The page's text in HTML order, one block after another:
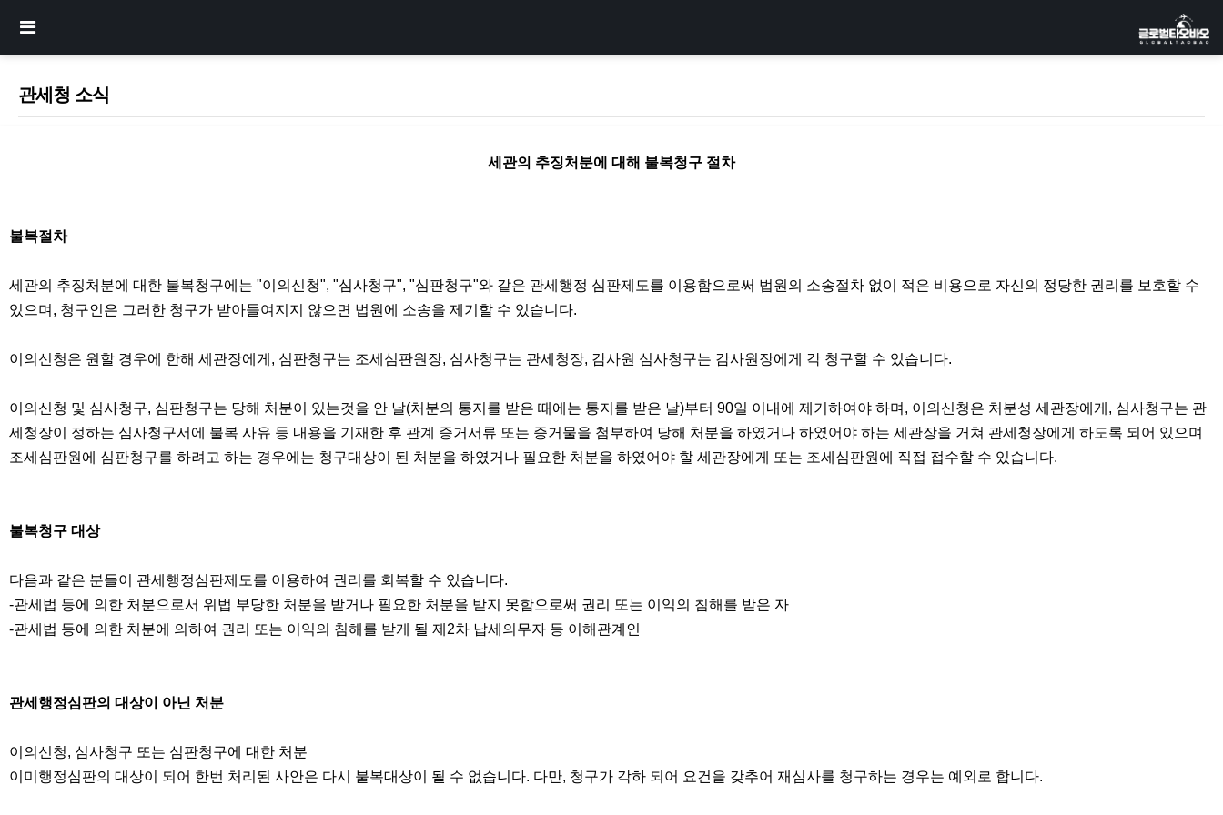
관세청 소식
세관의 추징처분에 대해 불복청구 절차
불복절차
세관의 추징처분에 대한 불복청구에는 "이의신청", "심사청구", "심판청구"와 같은 관세행정 심판제도를 이용함으로써 법원의 소송절차 없이 적은 비용으로 자신의 정당한 권리를 보호할 수
있으며, 청구인은 그러한 청구가 받아들여지지 않으면 법원에 소송을 제기할 수 있습니다.
이의신청은 원할 경우에 한해 세관장에게, 심판청구는 조세심판원장, 심사청구는 관세청장, 감사원 심사청구는 감사원장에게 각 청구할 수 있습니다.
이의신청 및 심사청구, 심판청구는 당해 처분이 있는것을 안 날(처분의 통지를 받은 때에는 통지를 받은 날)부터 90일 이내에 제기하여야 하며, 이의신청은 처분성 세관장에게, 심사청구는 관
세청장이 정하는 심사청구서에 불복 사유 등 내용을 기재한 후 관계 증거서류 또는 증거물을 첨부하여 당해 처분을 하였거나 하였어야 하는 세관장을 거쳐 관세청장에게 하도록 되어 있으며
조세심판원에 심판청구를 하려고 하는 경우에는 청구대상이 된 처분을 하였거나 필요한 처분을 하였어야 할 세관장에게 또는 조세심판원에 직접 접수할 수 있습니다.
불복청구 대상
다음과 같은 분들이 관세행정심판제도를 이용하여 권리를 회복할 수 있습니다.
-관세법 등에 의한 처분으로서 위법 부당한 처분을 받거나 필요한 처분을 받지 못함으로써 권리 또는 이익의 침해를 받은 자
-관세법 등에 의한 처분에 의하여 권리 또는 이익의 침해를 받게 될 제2차 납세의무자 등 이해관계인
관세행정심판의 대상이 아닌 처분
이의신청, 심사청구 또는 심판청구에 대한 처분
이미행정심판의 대상이 되어 한번 처리된 사안은 다시 불복대상이 될 수 없습니다. 다만, 청구가 각하 되어 요건을 갖추어 재심사를 청구하는 경우는 예외로 합니다.